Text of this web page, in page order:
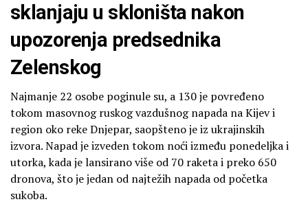
sklanjaju u skloništa nakon
upozorenja predsednika
Zelenskog
Najmanje 22 osobe poginule su, a 130 je povređeno
tokom masovnog ruskog vazdušnog napada na Kijev i
region oko reke Dnjepar, saopšteno je iz ukrajinskih
izvora. Napad je izveden tokom noći između ponedeljka i
utorka, kada je lansirano više od 70 raketa i preko 650
dronova, što je jedan od najtežih napada od početka
sukoba.